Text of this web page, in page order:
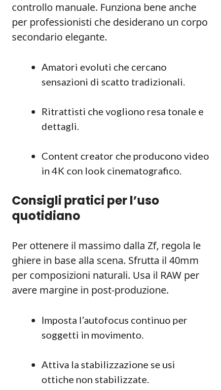
controllo manuale. Funziona bene anche
per professionisti che desiderano un corpo
secondario elegante.
Amatori evoluti che cercano
sensazioni di scatto tradizionali.
Ritrattisti che vogliono resa tonale e
dettagli.
Content creator che producono video
in 4K con look cinematografico.
Consigli pratici per l’uso
quotidiano
Per ottenere il massimo dalla Zf, regola le
ghiere in base alla scena. Sfrutta il 40mm
per composizioni naturali. Usa il RAW per
avere margine in post-produzione.
Imposta l’autofocus continuo per
soggetti in movimento.
Attiva la stabilizzazione se usi
ottiche non stabilizzate.